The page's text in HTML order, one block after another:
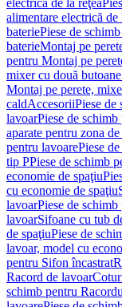
electrică de la reţea
alimentare electrică de
bateriePiese de
baterieMontaj pe
pentru Montaj pe
mixer cu două
Montaj pe perete,
caldAccesoriiPiese de
lavoarPiese de
aparate pentru zona
pentru lavoarePiese
tip PPiese de schimb
economie de spaţiu
cu economie de spaţiu
lavoarPiese de
lavoarSifoane cu tub
de spaţiuPiese de
lavoar, model cu
pentru Sifon încastrat
Racord de lavoar
schimb pentru